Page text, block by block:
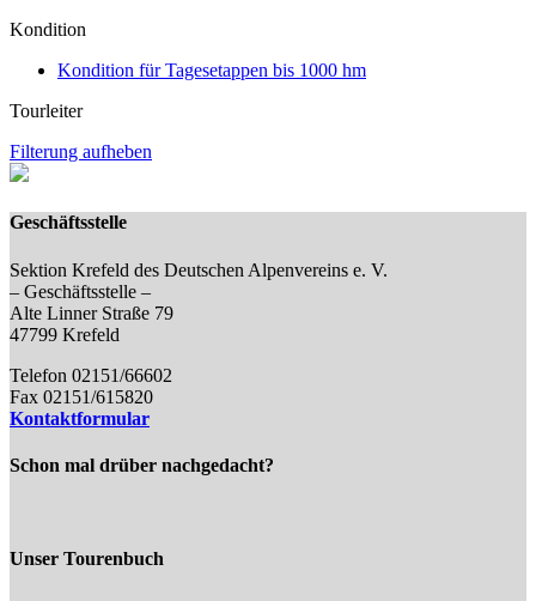
Kondition
Kondition für Tagesetappen bis 1000 hm
Tourleiter
Filterung aufheben
Geschäftsstelle
Sektion Krefeld des Deutschen Alpenvereins e. V.
– Geschäftsstelle –
Alte Linner Straße 79
47799 Krefeld
Telefon 02151/66602
Fax 02151/615820
Kontaktformular
Schon mal drüber nachgedacht?
Unser Tourenbuch